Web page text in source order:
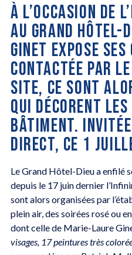
À L’OCCASION DE
AU GRAND HÔTEL-
GINET EXPOSE SES
CONTACTÉE PAR
SITE, CE SONT
QUI DÉCORENT
BÂTIMENT.
DIRECT, CE 1
Le Grand Hôtel-Dieu a enfilé
depuis le 17 juin dernier
sont alors organisées par
plein air, des soirées rosé ou
dont celle de Marie-Laure
visages, 17 peintures très